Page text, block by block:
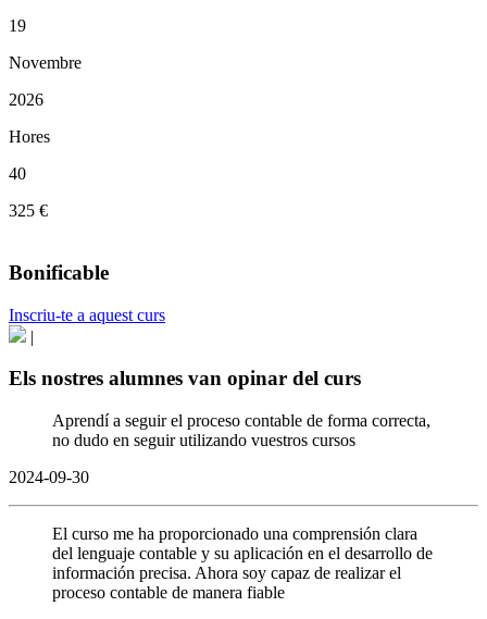
19
Novembre
2026
Hores
40
325 €
Bonificable
Inscriu-te a aquest curs
|
Els nostres alumnes van opinar del curs
Aprendí a seguir el proceso contable de forma correcta,
no dudo en seguir utilizando vuestros cursos
2024-09-30
El curso me ha proporcionado una comprensión clara
del lenguaje contable y su aplicación en el desarrollo de
información precisa. Ahora soy capaz de realizar el
proceso contable de manera fiable